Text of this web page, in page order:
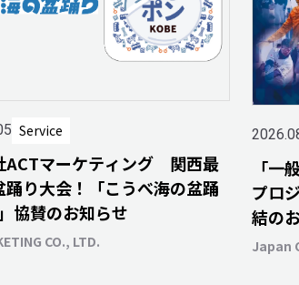
Service
ACTマーケティング 関西最
踊り大会！「こうべ海の盆踊
協賛のお知らせ
CO., LTD.
「一
プロ
結の
ちが
Japan